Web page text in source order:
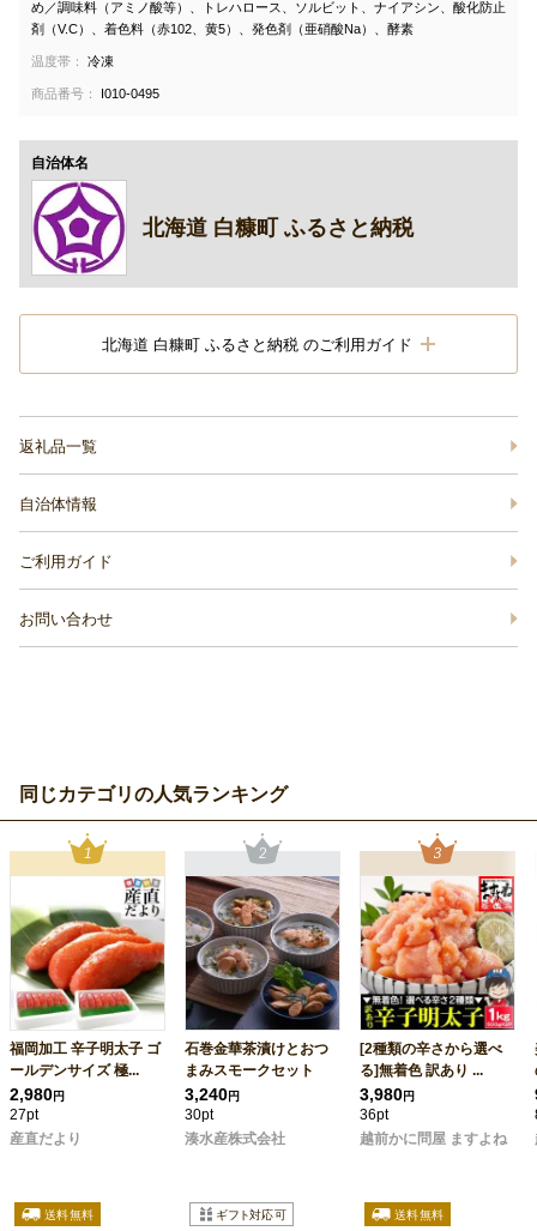
め／調味料（アミノ酸等）、トレハロース、ソルビット、ナイアシン、酸化防止
剤（V.C）、着色料（赤102、黄5）、発色剤（亜硝酸Na）、酵素
温度帯： 冷凍
商品番号： I010-0495
自治体名
北海道 白糠町 ふるさと納税
北海道 白糠町 ふるさと納税 のご利用ガイド
返礼品一覧
自治体情報
ご利用ガイド
お問い合わせ
同じカテゴリの人気ランキング
福岡加工 辛子明太子 ゴ
ールデンサイズ 極...
2,980円
27pt
産直だより
石巻金華茶漬けとおつ
まみスモークセット
3,240円
30pt
湊水産株式会社
[2種類の辛さから選べ
る]無着色 訳あり ...
3,980円
36pt
越前かに問屋 ますよね